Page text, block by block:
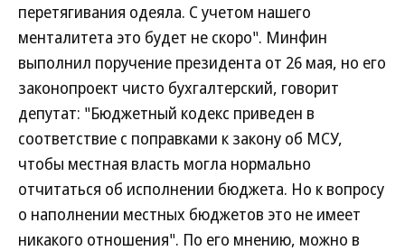
перетягивания одеяла. С учетом нашего
менталитета это будет не скоро". Минфин
выполнил поручение президента от 26 мая, но его
законопроект чисто бухгалтерский, говорит
депутат: "Бюджетный кодекс приведен в
соответствие с поправками к закону об МСУ,
чтобы местная власть могла нормально
отчитаться об исполнении бюджета. Но к вопросу
о наполнении местных бюджетов это не имеет
никакого отношения". По его мнению, можно в